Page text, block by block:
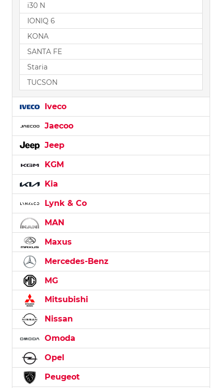
i30 N
IONIQ 6
KONA
SANTA FE
Staria
TUCSON
Iveco
Jaecoo
Jeep
KGM
Kia
Lynk & Co
MAN
Maxus
Mercedes-Benz
MG
Mitsubishi
Nissan
Omoda
Opel
Peugeot